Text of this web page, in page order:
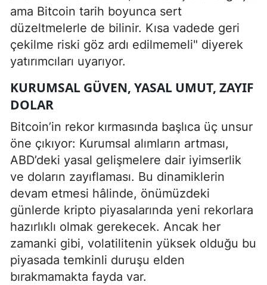
ama Bitcoin tarih boyunca sert
düzeltmelerle de bilinir. Kısa vadede geri
çekilme riski göz ardı edilmemeli" diyerek
yatırımcıları uyarıyor.
KURUMSAL GÜVEN, YASAL UMUT, ZAYIF
DOLAR
Bitcoin’in rekor kırmasında başlıca üç unsur
öne çıkıyor: Kurumsal alımların artması,
ABD’deki yasal gelişmelere dair iyimserlik
ve doların zayıflaması. Bu dinamiklerin
devam etmesi hâlinde, önümüzdeki
günlerde kripto piyasalarında yeni rekorlara
hazırlıklı olmak gerekecek. Ancak her
zamanki gibi, volatilitenin yüksek olduğu bu
piyasada temkinli duruşu elden
bırakmamakta fayda var.